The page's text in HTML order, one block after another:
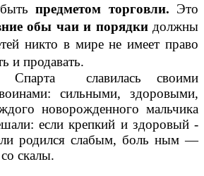
бытьпредметом торговли. Это
обы чаи и порядки должны
никто в мире не имеет право
и продавать.
славилась своими
сильными, здоровыми,
новорожденного мальчика
если крепкий и здоровый -
родился слабым, боль ным —
скалы.